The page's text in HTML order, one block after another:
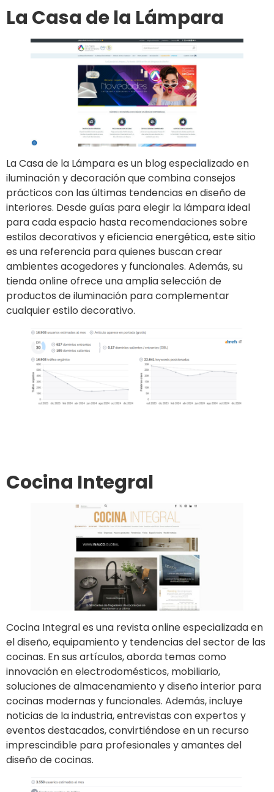
La Casa de la Lámpara
La Casa de la Lámpara es un blog especializado en
iluminación y decoración que combina consejos
prácticos con las últimas tendencias en diseño de
interiores. Desde guías para elegir la lámpara ideal
para cada espacio hasta recomendaciones sobre
estilos decorativos y eficiencia energética, este sitio
es una referencia para quienes buscan crear
ambientes acogedores y funcionales. Además, su
tienda online ofrece una amplia selección de
productos de iluminación para complementar
cualquier estilo decorativo.
Cocina Integral
Cocina Integral es una revista online especializada en
el diseño, equipamiento y tendencias del sector de las
cocinas. En sus artículos, aborda temas como
innovación en electrodomésticos, mobiliario,
soluciones de almacenamiento y diseño interior para
cocinas modernas y funcionales. Además, incluye
noticias de la industria, entrevistas con expertos y
eventos destacados, convirtiéndose en un recurso
imprescindible para profesionales y amantes del
diseño de cocinas.